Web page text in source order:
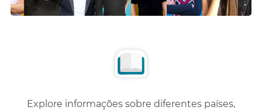
Explore informações sobre diferentes países,